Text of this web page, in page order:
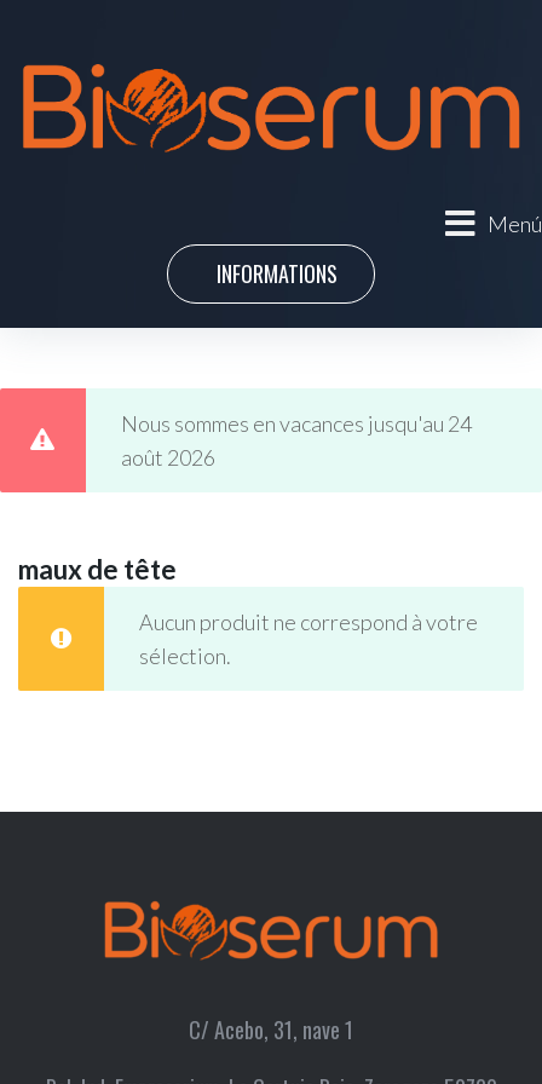
Menú
INFORMATIONS
Nous sommes en vacances jusqu'au 24
août 2026
maux de tête
Aucun produit ne correspond à votre
sélection.
C/ Acebo, 31, nave 1